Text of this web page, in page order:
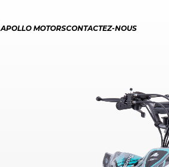
APOLLO MOTORSCONTACTEZ-NOUS